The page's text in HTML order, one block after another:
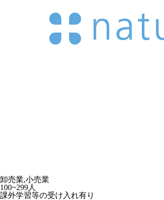
卸売業,小売業
100~299人
課外学習等の受け入れ有り